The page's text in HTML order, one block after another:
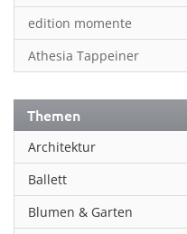
edition momente
Athesia Tappeiner
Themen
Architektur
Ballett
Blumen & Garten